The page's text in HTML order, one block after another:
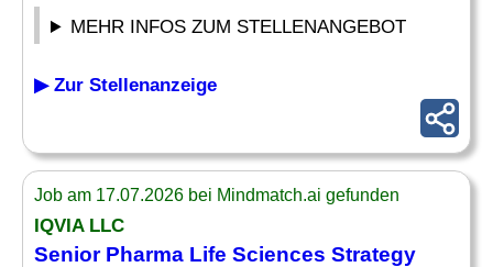
MEHR INFOS ZUM STELLENANGEBOT
▶ Zur Stellenanzeige
Job am 17.07.2026 bei Mindmatch.ai gefunden
IQVIA LLC
Senior Pharma Life Sciences Strategy